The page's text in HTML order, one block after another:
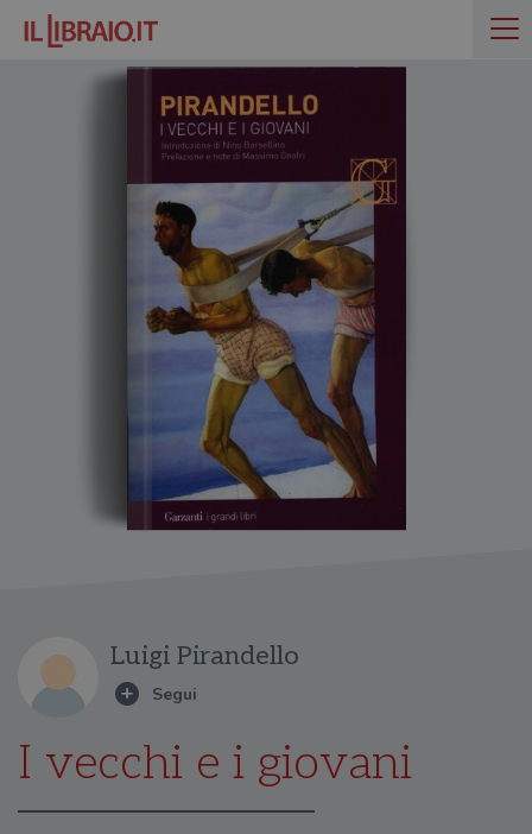
Luigi Pirandello
I vecchi e i giovani